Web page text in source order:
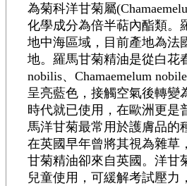
為菊科洋甘菊屬
化學成分為倍半萜內酯類。
地中海區域，目前產地為法
地。羅馬甘菊精油是從白花
nobilis、Chamaemelum
呈亮藍色，接觸空氣後轉變
時代就已使用，在歐洲更是
馬洋甘菊最常用於護膚品的
在英國早年曾將其視為雜草
甘菊精油卻來自英國。洋甘
兒童使用，可緩解考試壓力